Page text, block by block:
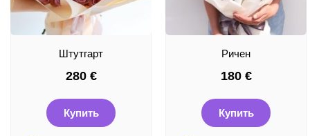
Штутгарт
280 €
Купить
Ричен
180 €
Купить